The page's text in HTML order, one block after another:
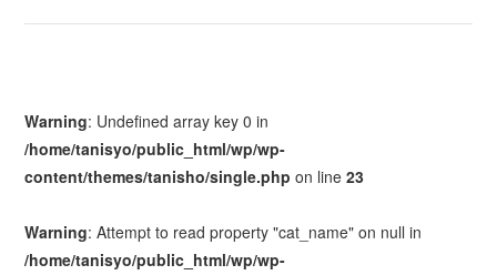
Warning: Undefined array key 0 in
/home/tanisyo/public_html/wp/wp-
content/themes/tanisho/single.php on line23
Warning: Attempt to read property "cat_name" on null in
/home/tanisyo/public_html/wp/wp-